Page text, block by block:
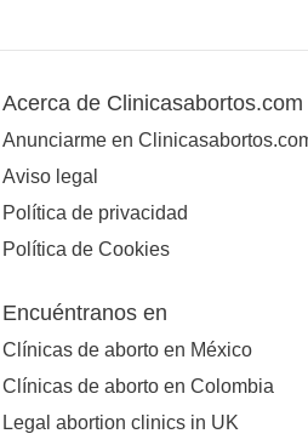
Acerca de Clinicasabortos.com
Anunciarme en
Aviso legal
Política de privacidad
Política de Cookies
Encuéntranos en
Clínicas de aborto en México
Clínicas de aborto en Colombia
Legal abortion clinics in UK